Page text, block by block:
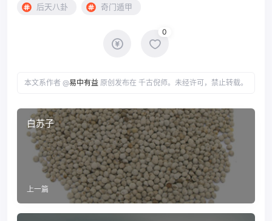
后天八卦 奇门遁甲
0
本文系作者 @易中有益 原创发布在 千古倪师。未经许可，禁止转载。
白苏子
上一篇